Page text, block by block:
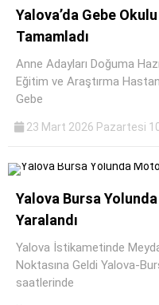
Yalova’da Gebe
Tamamladı
Anne Adayları Doğuma
Eğitim ve Araştırma
Gebe
23 Mart 2026 Pazartesi
Yalova Bursa
Yaralandı
Yalova İstikametinde
Noktasına Geldi Yalova-
saatlerinde